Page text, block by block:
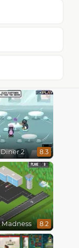
2 8.3
8.2